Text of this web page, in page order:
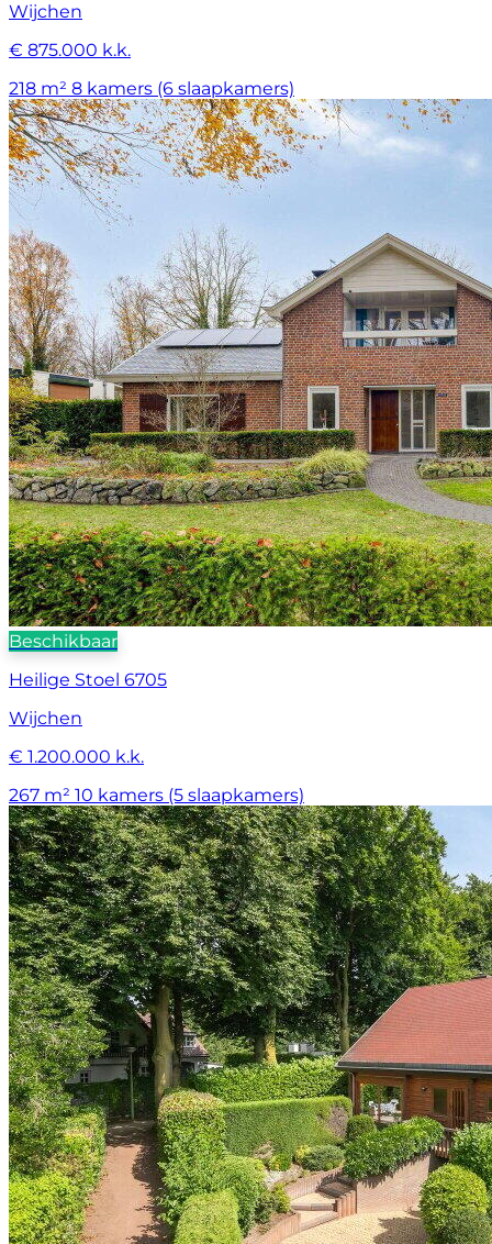
Wijchen
€ 875.000 k.k.
218 m² 8 kamers (6 slaapkamers)
Beschikbaar
Heilige Stoel 6705
Wijchen
€ 1.200.000 k.k.
267 m² 10 kamers (5 slaapkamers)